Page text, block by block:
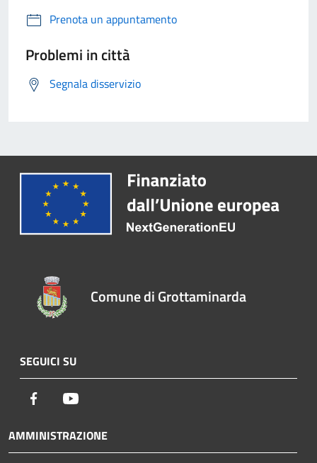
Prenota un appuntamento
Problemi in città
Segnala disservizio
Comune di Grottaminarda
SEGUICI SU
Facebook
AMMINISTRAZIONE